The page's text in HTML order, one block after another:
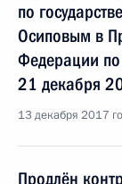
по
Осиповым в
Федерации
21 декабря
13 декабря 2017
Продлён